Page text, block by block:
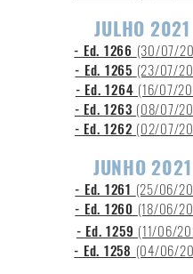
JULHO 2021
- Ed. 1266 (30/07/
- Ed. 1265 (23/07/
- Ed. 1264 (16/07/
- Ed. 1263 (08/07/
- Ed. 1262 (02/07/
JUNHO 2021
- Ed. 1261 (25/06/
- Ed. 1260 (18/06/
- Ed. 1259 (11/06/
- Ed. 1258 (04/06/